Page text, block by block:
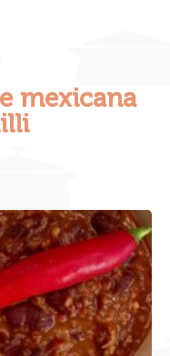
mexicana